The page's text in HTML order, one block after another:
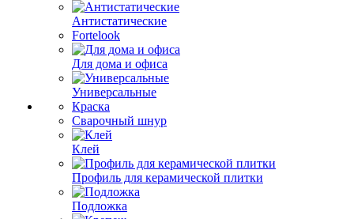
Антистатические
Fortelook
Для дома и офиса
Универсальные
Краска
Сварочный шнур
Клей
Профиль для керамической плитки
Подложка